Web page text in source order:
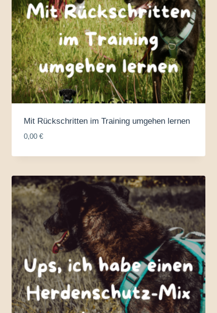
Mit Rückschritten im Training umgehen lernen
0,00 €